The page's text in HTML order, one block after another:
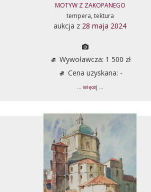
MOTYW Z ZAKOPANEGO
tempera, tektura
aukcja z 28 maja 2024
Wywoławcza: 1 500 zł
Cena uzyskana: -
... więcej ...